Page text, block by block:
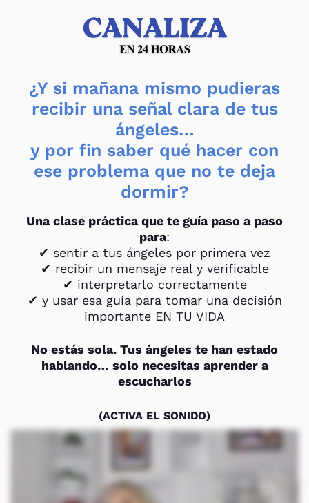
¿Y si mañana mismo pudieras
recibir una señal clara de tus
ángeles…
y por fin saber qué hacer con
ese problema que no te deja
dormir?
Una clase práctica que te guía paso a paso
para:
✔ sentir a tus ángeles por primera vez
✔ recibir un mensaje real y verificable
✔ interpretarlo correctamente
✔ y usar esa guía para tomar una decisión
importante EN TU VIDA
No estás sola. Tus ángeles te han estado
hablando… solo necesitas aprender a
escucharlos
(ACTIVA EL SONIDO)